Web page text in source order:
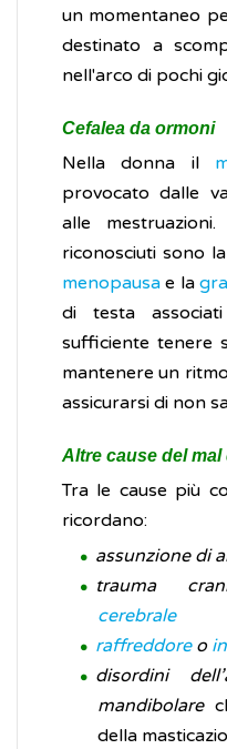
un momentaneo
destinato a
nell'arco di pochi
Cefalea da ormoni
Nella donna il
provocato dalle
alle
riconosciuti sono
menopausa e la
di testa
sufficiente tenere
mantenere un
assicurarsi di non
Altre cause del mal
Tra le cause più
ricordano:
assunzione di
trauma
cerebrale
raffreddoreo
disordini
mandibolare
della